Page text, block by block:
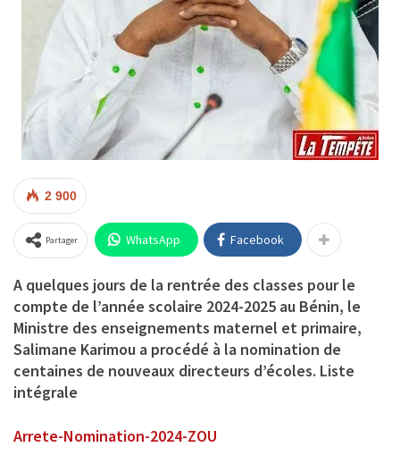
2 900
Partager WhatsApp Facebook
A quelques jours de la rentrée des classes pour le
compte de l’année scolaire 2024-2025 au Bénin, le
Ministre des enseignements maternel et primaire,
Salimane Karimou a procédé à la nomination de
centaines de nouveaux directeurs d’écoles. Liste
intégrale
Arrete-Nomination-2024-ZOU